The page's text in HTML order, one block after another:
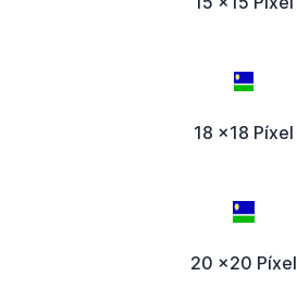
18 x18 Píxel
20 x20 Píxel